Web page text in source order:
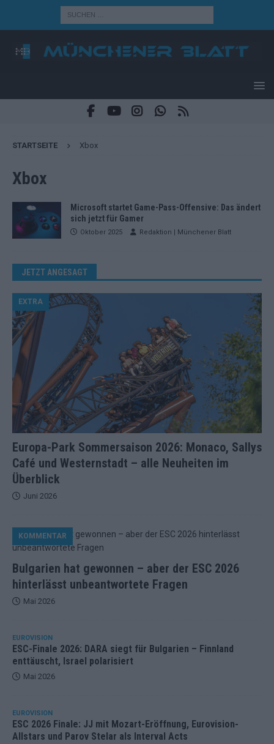
STARTSEITE Xbox
Xbox
Microsoft startet Game-Pass-Offensive: Das ändert
sich jetzt für Gamer
Oktober 2025 Redaktion | Münchener Blatt
JETZT ANGESAGT
Europa-Park Sommersaison 2026: Monaco, Sallys
Café und Westernstadt – alle Neuheiten im
Überblick
EXTRA
Juni 2026
Bulgarien hat gewonnen – aber der ESC 2026
hinterlässt unbeantwortete Fragen
KOMMENTAR
Mai 2026
EUROVISION
ESC-Finale 2026: DARA siegt für Bulgarien – Finnland
enttäuscht, Israel polarisiert
Mai 2026
EUROVISION
ESC 2026 Finale: JJ mit Mozart-Eröffnung, Eurovision-
Allstars und Parov Stelar als Interval Acts